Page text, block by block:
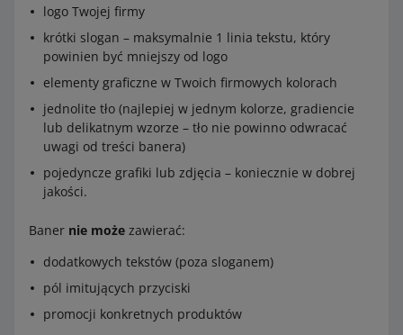
logo Twojej firmy
krótki slogan – maksymalnie 1 linia tekstu, który
powinien być mniejszy od logo
elementy graficzne w Twoich firmowych kolorach
jednolite tło (najlepiej w jednym kolorze, gradiencie
lub delikatnym wzorze – tło nie powinno odwracać
uwagi od treści banera)
pojedyncze grafiki lub zdjęcia – koniecznie w dobrej
jakości.
Baner nie może zawierać:
dodatkowych tekstów (poza sloganem)
pól imitujących przyciski
promocji konkretnych produktów